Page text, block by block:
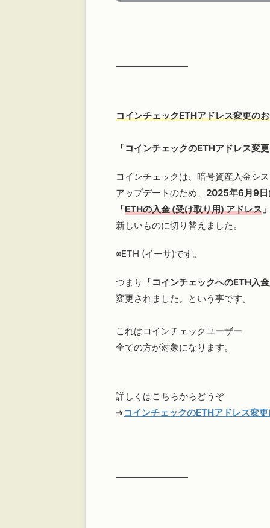
━━━━━━━━
コインチェックETHアドレス変更の
「コインチェックのETHアドレス変
コインチェックは、暗号資産入金シ
アップデートのため、 2025年6月9日
「ETHの入金 (受け取り用) アドレス
新しいものに切り替えました。
※ETH (イーサ)です。
つまり
「コインチェックへのETH入
変更されました。という事です。
これはコインチェックユーザー
全ての方が対象になります。
詳しくはこちらからどうぞ
➔コインチェックのETHアドレス変
━━━━━━━━